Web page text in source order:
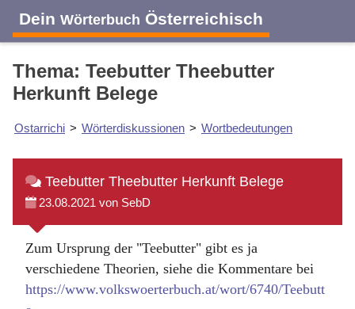
Dein Wörterbuch Österreichisch
Thema: Teebutter Theebutter
Herkunft Belege
Ostarrichi > Wörterdiskussionen > Wortbedeutungen
Teebutter Theebutter Herkunft Belege
23.08.2021 von SebD
Zum Ursprung der "Teebutter" gibt es ja
verschiedene Theorien, siehe die Kommentare bei
https://www.volkswoerterbuch.at/wort/6740/Teebutt